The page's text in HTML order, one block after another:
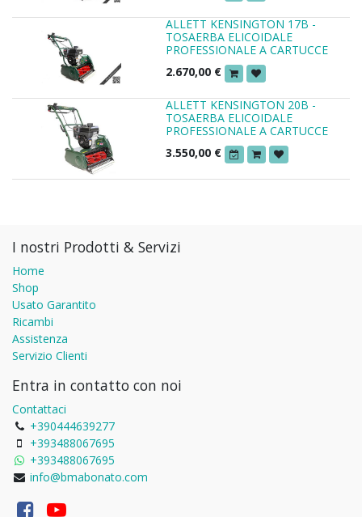
ALLETT KENSINGTON 17B -
TOSAERBA ELICOIDALE
PROFESSIONALE A CARTUCCE
2.670,00 €
ALLETT KENSINGTON 20B -
TOSAERBA ELICOIDALE
PROFESSIONALE A CARTUCCE
3.550,00 €
I nostri Prodotti & Servizi
Home
Shop
Usato Garantito
Ricambi
Assistenza
Servizio Clienti
Entra in contatto con noi
Contattaci
+390444639277
+393488067695
+393488067695
info@bmabonato.com